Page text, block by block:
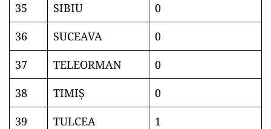
35
SIBIU
0
36
SUCEAVA
0
37
TELEORMAN
0
38
TIMIŞ
0
39
TULCEA
1